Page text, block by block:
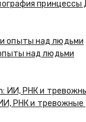
над людьми
РНК и